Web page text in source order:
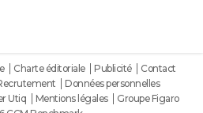
Charte éditoriale Publicité
Contact
Données personnelles
Utiq Mentions légales
Groupe Figaro